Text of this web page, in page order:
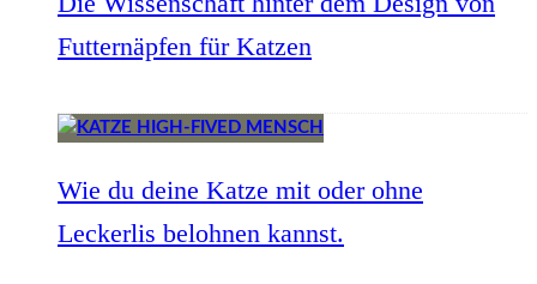
Futternäpfen für Katzen
Wie du deine Katze mit oder ohne
Leckerlis belohnen kannst.